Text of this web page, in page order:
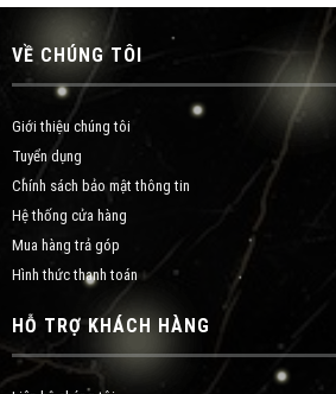
VỀ CHÚNG TÔI
Giới thiệu chúng tôi
Tuyển dụng
Chính sách bảo mật thông tin
Hệ thống cửa hàng
Mua hàng trả góp
Hình thức thanh toán
HỖ TRỢ KHÁCH HÀNG